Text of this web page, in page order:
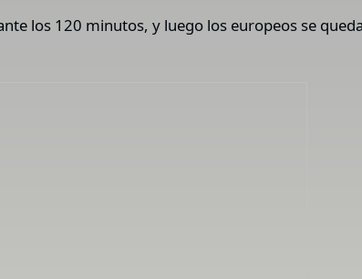
los 120 minutos, y luego los europeos se